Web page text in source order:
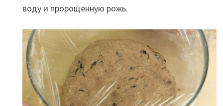
воду и пророщенную рожь.